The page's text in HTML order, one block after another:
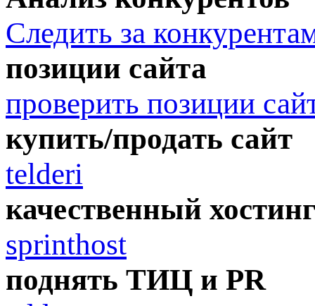
Следить за
позиции сайта
проверить позиции
купить/продать сайт
telderi
качественный
sprinthost
поднять ТИЦ и PR